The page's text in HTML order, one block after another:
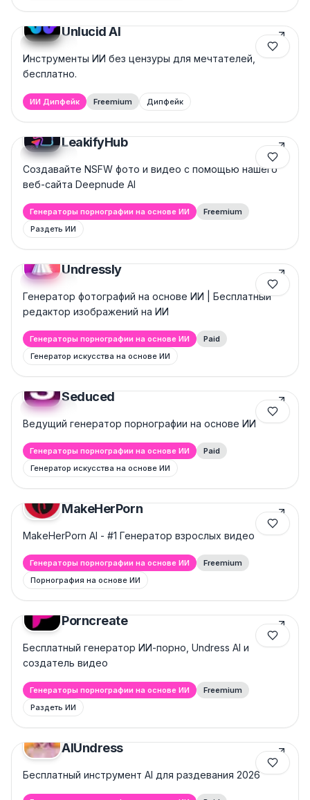
Featured
Unlucid AI
Инструменты ИИ без цензуры для мечтателей,
бесплатно.
ИИ Дипфейк Freemium Дипфейк
Featured
LeakifyHub
Создавайте NSFW фото и видео с помощью нашего
веб-сайта Deepnude AI
Генераторы порнографии на основе ИИ
Freemium
Раздеть ИИ
Featured
Undressly
Генератор фотографий на основе ИИ | Бесплатный
редактор изображений на ИИ
Генераторы порнографии на основе ИИ
Paid
Генератор искусства на основе ИИ
Featured
Seduced
Ведущий генератор порнографии на основе ИИ
Генераторы порнографии на основе ИИ
Paid
Генератор искусства на основе ИИ
MakeHerPorn
MakeHerPorn AI - #1 Генератор взрослых видео
Генераторы порнографии на основе ИИ
Freemium
Порнография на основе ИИ
Porncreate
Бесплатный генератор ИИ-порно, Undress AI и
создатель видео
Генераторы порнографии на основе ИИ
Freemium
Раздеть ИИ
AIUndress
Бесплатный инструмент AI для раздевания 2026